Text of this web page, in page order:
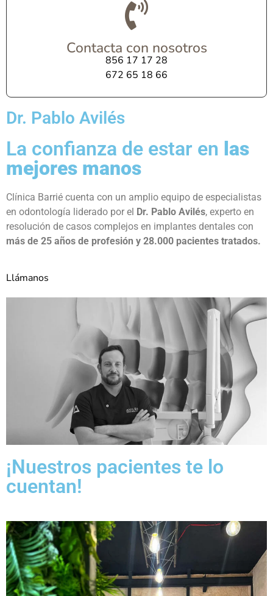
Contacta con nosotros
856 17 17 28
672 65 18 66
Dr. Pablo Avilés
La confianza de estar en las
mejores manos
Clínica Barrié cuenta con un amplio equipo de especialistas
en odontología liderado por el Dr. Pablo Avilés, experto en
resolución de casos complejos en implantes dentales con
más de 25 años de profesión y 28.000 pacientes tratados.
Llámanos
¡Nuestros pacientes te lo
cuentan!